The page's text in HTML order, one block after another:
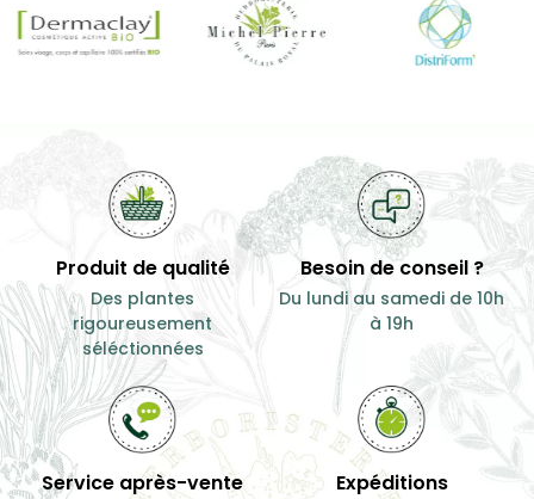
Produit de qualité
Des plantes
rigoureusement
séléctionnées
Besoin de conseil ?
Du lundi au samedi de 10h
à 19h
Service après-vente Expéditions